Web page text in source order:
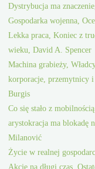
Dystrybucja ma
Gospodarka wojenna,
Lekka praca, Koniec z
wieku, David A. Spencer
Machina grabieży,
korporacje, przemytnicy
Burgis
Co się stało z
arystokracja ma blokadę
Milanović
Życie w realnej
Akcje na długi czas,